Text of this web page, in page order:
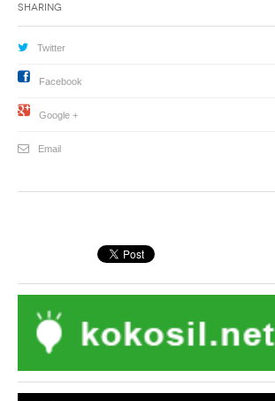
Sharing
Twitter
Facebook
Google +
Email